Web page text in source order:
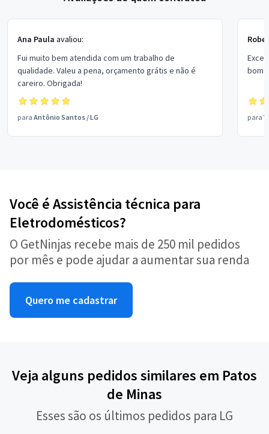
Ana Paula avaliou:
Fui muito bem atendida com um trabalho de
qualidade. Valeu a pena, orçamento grátis e não é
careiro. Obrigada!
para Antônio Santos /LG
bom
para
Você é Assistência técnica para
Eletrodomésticos?
O GetNinjas recebe mais de 250 mil pedidos
por mês e pode ajudar a aumentar sua renda
Quero me cadastrar
Veja alguns pedidos similares em Patos
de Minas
Esses são os últimos pedidos para LG